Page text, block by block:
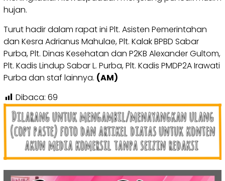
hujan.
Turut hadir dalam rapat ini Plt. Asisten Pemerintahan
dan Kesra Adrianus Mahulae, Plt. Kalak BPBD Sabar
Purba, Plt. Dinas Kesehatan dan P2KB Alexander Gultom,
Plt. Kadis Lindup Sabar L. Purba, Plt. Kadis PMDP2A Irawati
Purba dan staf lainnya. (AM)
Dibaca: 69